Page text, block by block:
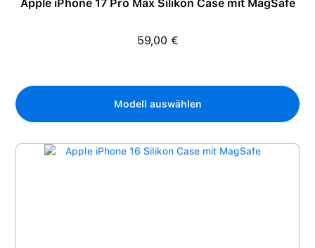
Apple iPhone 17 Pro Max Silikon Case mit MagSafe
Regulärer Preis:
59,00 €
Modell auswählen